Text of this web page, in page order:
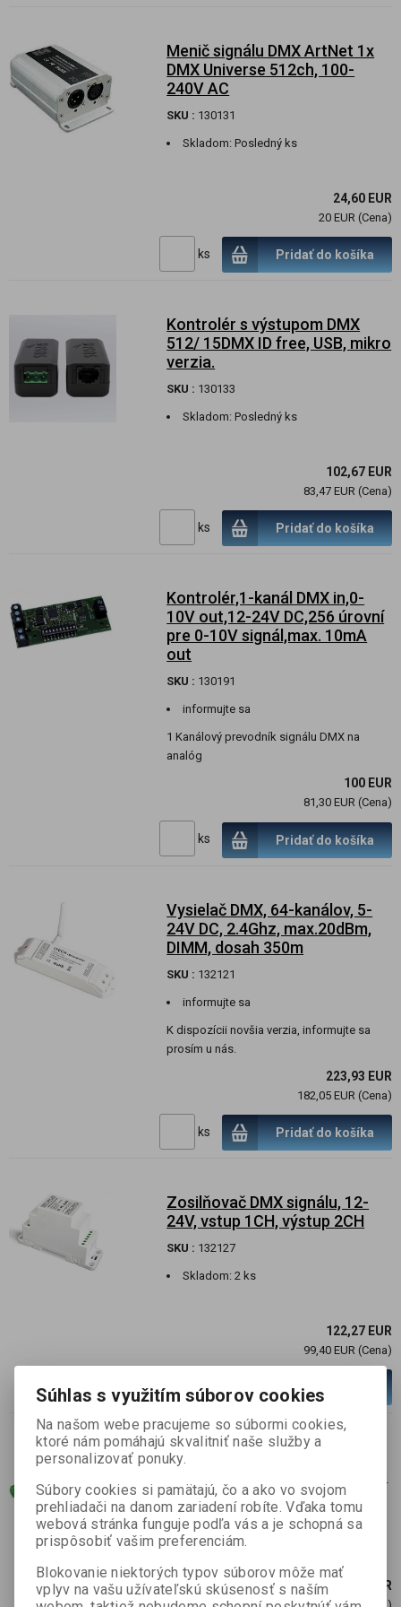
Menič signálu DMX ArtNet 1x
DMX Universe 512ch, 100-
240V AC
SKU : 130131
Skladom:Posledný ks
24,60 EUR
20 EUR (Cena)
ks Pridať do košíka
Kontrolér s výstupom DMX
512/ 15DMX ID free, USB, mikro
verzia.
SKU : 130133
Skladom:Posledný ks
102,67 EUR
83,47 EUR (Cena)
ks Pridať do košíka
Kontrolér,1-kanál DMX in,0-
10V out,12-24V DC,256 úrovní
pre 0-10V signál,max. 10mA
out
SKU : 130191
informujte sa
1 Kanálový prevodník signálu DMX na
analóg
100 EUR
81,30 EUR (Cena)
ks Pridať do košíka
Vysielač DMX, 64-kanálov, 5-
24V DC, 2.4Ghz, max.20dBm,
DIMM, dosah 350m
SKU : 132121
informujte sa
K dispozícii novšia verzia, informujte sa
prosím u nás.
223,93 EUR
182,05 EUR (Cena)
ks Pridať do košíka
Zosilňovač DMX signálu, 12-
24V, vstup 1CH, výstup 2CH
SKU : 132127
Skladom:2 ks
122,27 EUR
99,40 EUR (Cena)
ks Pridať do košíka
Kontrolér DMX IN, stepper
SKU :130139
Skladom: Posledný ks
239,98 EUR
Súhlas s využitím súborov cookies
Na našom webe pracujeme so súbormi cookies,
ktoré nám pomáhajú skvalitniť naše služby a
personalizovať ponuky.
Súbory cookies si pamätajú, čo a ako vo svojom
prehliadači na danom zariadení robíte. Vďaka tomu
webová stránka funguje podľa vás a je schopná sa
prispôsobiť vašim preferenciám.
Blokovanie niektorých typov súborov môže mať
vplyv na vašu užívateľskú skúsenosť s naším